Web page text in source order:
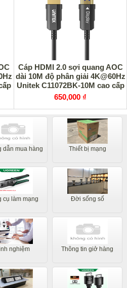
Cáp HDMI 2.0 sợi quang AOC
dài 10M độ phân giải 4K@60Hz
Unitek C11072BK-10M cao cấp
650,000 ₫
dẫn mua hàng Thiết bị mạng
cụ làm mạng Đời sống số
nghiệm Thông tin giở hàng